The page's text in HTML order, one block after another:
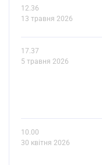
12.36
13 травня 2026
17.37
5 травня 2026
10.00
30 квітня 2026